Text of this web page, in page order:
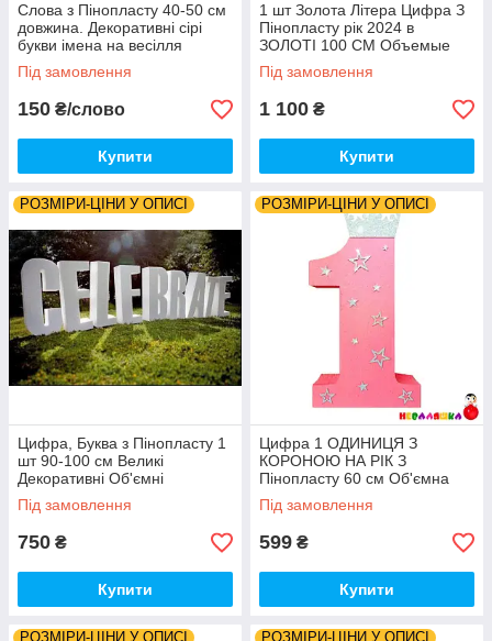
Слова з Пінопласту 40-50 см
довжина. Декоративні сірі
букви імена на весілля
народження хрещення
об'ємні імена літери
Під замовлення
150 ₴/слово
Купити
1 шт Золота Літера Цифра З
Пінопласту рік 2024 в
ЗОЛОТІ 100 СМ Объемые
Великі Декорації слова на
день народження
Під замовлення
1 100 ₴
Купити
РОЗМІРИ-ЦІНИ У ОПИСІ
Цифра, Буква з Пінопласту 1
шт 90-100 см Великі
Декоративні Об'ємні
Декорації на торжество слова
на весілля
Під замовлення
750 ₴
Купити
РОЗМІРИ-ЦІНИ У ОПИСІ
Цифра 1 ОДИНИЦЯ З
КОРОНОЮ НА РІК З
Пінопласту 60 см Об'ємна
Велика Декорації слова на
день народження
Під замовлення
599 ₴
Купити
РОЗМІРИ-ЦІНИ У ОПИСІ РОЗМІРИ-ЦІНИ У ОПИСІ